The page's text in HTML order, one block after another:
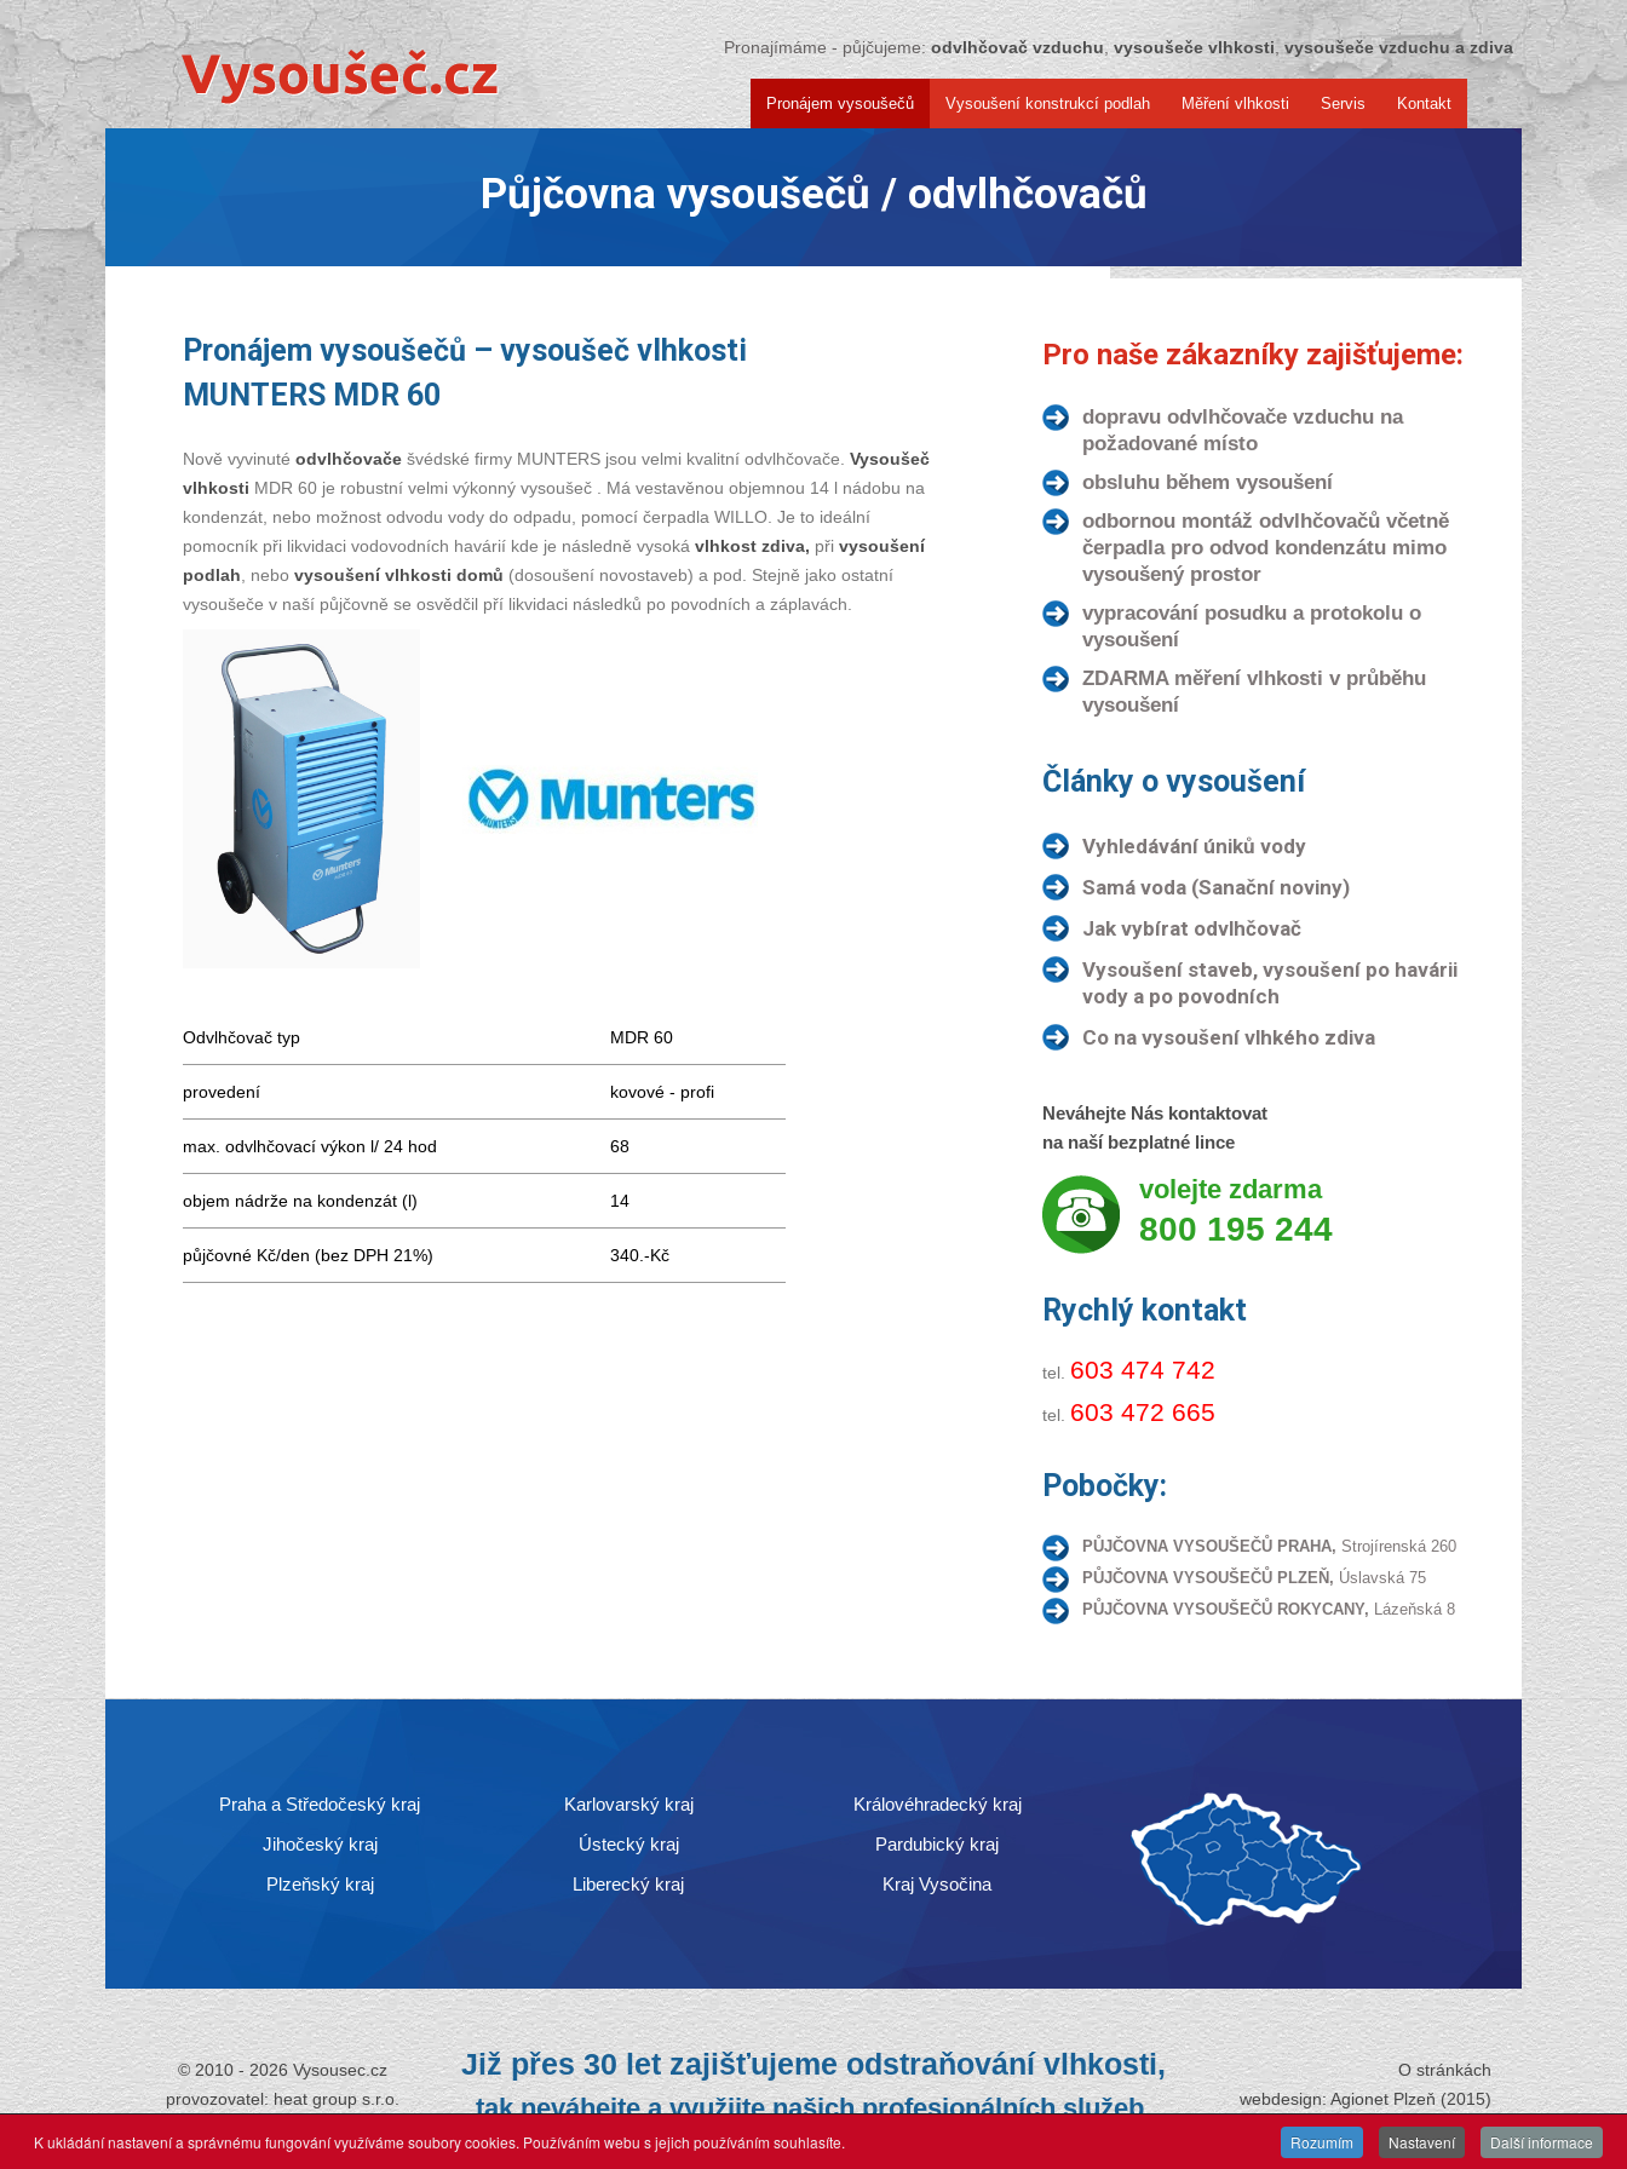
Pronajímáme - půjčujeme:odvlhčovač vzduchu,vysoušeče vlhkosti, vysoušeče vzduchu a zdiva
Pronájem vysoušečů Vysoušení konstrukcí podlah Měření vlhkosti Servis Kontakt
Půjčovna vysoušečů / odvlhčovačů
Pronájem vysoušečů – vysoušeč vlhkosti
MUNTERS MDR 60
Nově vyvinuté odvlhčovače švédské firmy MUNTERS jsou velmi kvalitní odvlhčovače. Vysoušeč
vlhkosti MDR 60 je robustní velmi výkonný vysoušeč . Má vestavěnou objemnou 14 l nádobu na
kondenzát, nebo možnost odvodu vody do odpadu, pomocí čerpadla WILLO. Je to ideální
pomocník při likvidaci vodovodních havárií kde je následně vysoká vlhkost zdiva, při vysoušení
podlah , nebo vysoušení vlhkosti domů (dosoušení novostaveb) a pod. Stejně jako ostatní
vysoušeče v naší půjčovně se osvědčil pří likvidaci následků po povodních a záplavách.
Odvlhčovač typ MDR 60
provedení kovové - profi
max. odvlhčovací výkon l/ 24 hod 68
objem nádrže na kondenzát (l) 14
půjčovné Kč/den (bez DPH 21%) 340.-Kč
Pro naše zákazníky zajišťujeme:
dopravu odvlhčovače vzduchu na
požadované místo
obsluhu během vysoušení
odbornou montáž odvlhčovačů včetně
čerpadla pro odvod kondenzátu mimo
vysoušený prostor
vypracování posudku a protokolu o
vysoušení
ZDARMA měření vlhkosti v průběhu
vysoušení
Články o vysoušení
Vyhledávání úniků vody
Samá voda (Sanační noviny)
Jak vybírat odvlhčovač
Vysoušení staveb, vysoušení po havárii
vody a po povodních
Co na vysoušení vlhkého zdiva
Neváhejte Nás kontaktovat
na naší bezplatné lince
volejte zdarma
800 195 244
Rychlý kontakt
tel. 603 474 742
tel. 603 472 665
Pobočky:
PŮJČOVNA VYSOUŠEČŮ PRAHA, Strojírenská 260
PŮJČOVNA VYSOUŠEČŮ PLZEŇ, Úslavská 75
PŮJČOVNA VYSOUŠEČŮ ROKYCANY, Lázeňská 8
Praha a Středočeský kraj
Jihočeský kraj
Plzeňský kraj
Karlovarský kraj
Ústecký kraj
Liberecký kraj
Královéhradecký kraj
Pardubický kraj
Kraj Vysočina
© 2010 - 2026 Vysousec.cz
provozovatel: heat group s.r.o.
Již přes 30 letzajišťujeme odstraňování vlhkosti,
tak neváhejte a využijte našich profesionálních služeb.
O stránkách
webdesign: Agionet Plzeň (2015)
K ukládání nastavení a správnému fungování využíváme soubory cookies. Používáním webu s jejich používáním souhlasíte. Rozumím Nastavení Další informace